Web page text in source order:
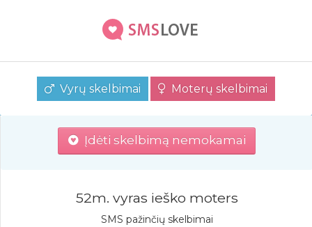
Vyrų skelbimai Moterų skelbimai
Įdėti skelbimą nemokamai
52m. vyras ieško moters
SMS pažinčių skelbimai